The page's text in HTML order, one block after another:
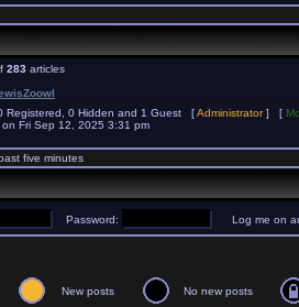
283 articles
Registered, 0 Hidden and 1 Guest [Administrator] [
on Fri Sep 12, 2025 3:31 pm
five minutes
Password: Log me on
New posts No new posts